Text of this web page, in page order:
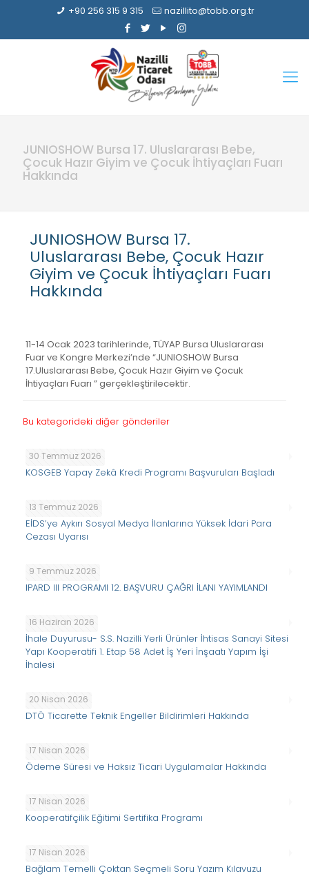
+90 256 315 9 315 nazillito@tobb.org.tr
JUNIOSHOW Bursa 17. Uluslararası Bebe,
Çocuk Hazır Giyim ve Çocuk İhtiyaçları Fuarı
Hakkında
JUNIOSHOW Bursa 17.
Uluslararası Bebe, Çocuk Hazır
Giyim ve Çocuk İhtiyaçları Fuarı
Hakkında
11-14 Ocak 2023 tarihlerinde, TÜYAP Bursa Uluslararası
Fuar ve Kongre Merkezi’nde “JUNIOSHOW Bursa
17.Uluslararası Bebe, Çocuk Hazır Giyim ve Çocuk
İhtiyaçları Fuarı ” gerçekleştirilecektir.
Bu kategorideki diğer gönderiler
30 Temmuz 2026
KOSGEB Yapay Zekâ Kredi Programı Başvuruları Başladı
13 Temmuz 2026
EİDS’ye Aykırı Sosyal Medya İlanlarına Yüksek İdari Para
Cezası Uyarısı
9 Temmuz 2026
IPARD III PROGRAMI 12. BAŞVURU ÇAĞRI İLANI YAYIMLANDI
16 Haziran 2026
İhale Duyurusu- S.S. Nazilli Yerli Ürünler İhtisas Sanayi Sitesi
Yapı Kooperatifi 1. Etap 58 Adet İş Yeri İnşaatı Yapım İşi
İhalesi
20 Nisan 2026
DTÖ Ticarette Teknik Engeller Bildirimleri Hakkında
17 Nisan 2026
Ödeme Süresi ve Haksız Ticari Uygulamalar Hakkında
17 Nisan 2026
Kooperatifçilik Eğitimi Sertifika Programı
17 Nisan 2026
Bağlam Temelli Çoktan Seçmeli Soru Yazım Kılavuzu